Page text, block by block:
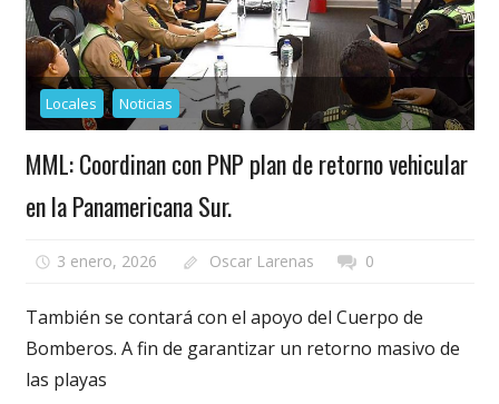
Locales Noticias
MML: Coordinan con PNP plan de retorno vehicular
en la Panamericana Sur.
3 enero, 2026 Oscar Larenas 0
También se contará con el apoyo del Cuerpo de
Bomberos. A fin de garantizar un retorno masivo de
las playas